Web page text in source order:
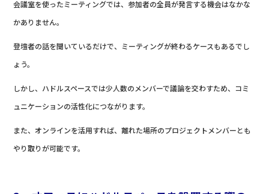
会議室を使ったミーティングでは、参加者の全員が発言する機会はなかな
かありません。
登壇者の話を聞いているだけで、ミーティングが終わるケースもあるでし
ょう。
しかし、ハドルスペースでは少人数のメンバーで議論を交わすため、コミ
ュニケーションの活性化につながります。
また、オンラインを活用すれば、離れた場所のプロジェクトメンバーとも
やり取りが可能です。